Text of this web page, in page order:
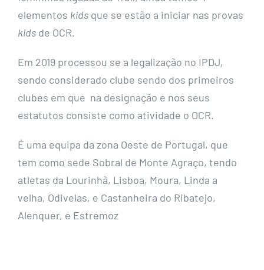
elementos kidsque se estão a iniciar nas provas
kidsde OCR.
Em 2019 processou se a legalização no IPDJ,
sendo considerado clube sendo dos primeiros
clubes em que na designação e nos seus
estatutos consiste como atividade o OCR.
É uma equipa da zona Oeste de Portugal, que
tem como sede Sobral de Monte Agraço, tendo
atletas da Lourinhã, Lisboa, Moura, Linda a
velha, Odivelas, e Castanheira do Ribatejo,
Alenquer, e Estremoz